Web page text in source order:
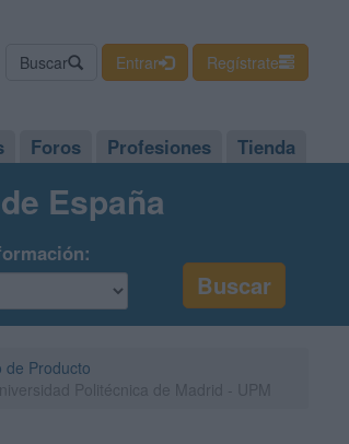
Buscar Entrar Regístrate
Foros Profesiones Tienda
España
de Producto